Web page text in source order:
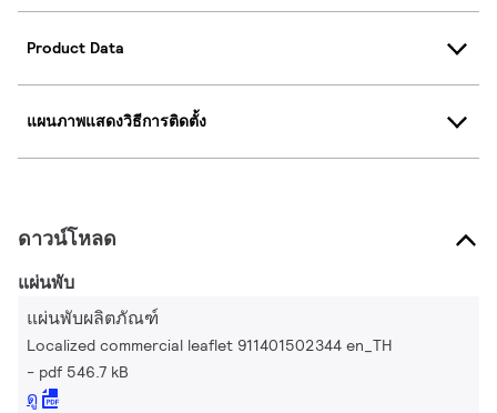
Product Data
แผนภาพแสดงวิธีการติดตั้ง
ดาวน์โหลด
แผ่นพับ
แผ่นพับผลิตภัณฑ์
Localized commercial leaflet 911401502344 en_TH
pdf 546.7 kB
ดู